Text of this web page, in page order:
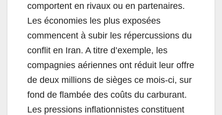
comportent en rivaux ou en partenaires.
Les économies les plus exposées
commencent à subir les répercussions du
conflit en Iran. A titre d’exemple, les
compagnies aériennes ont réduit leur offre
de deux millions de sièges ce mois-ci, sur
fond de flambée des coûts du carburant.
Les pressions inflationnistes constituent